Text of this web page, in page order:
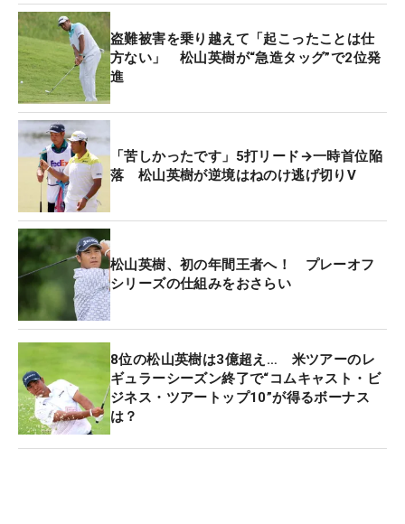
「本当に松山さんに感謝です。何もできないので、
一番近くでギャラリーをさせてもらっていたという
感じです」と謙虚に振り返った田淵キャディ。タッ
グが決まってから「毎日寝られなかった」と緊張し
きりの1週間で、「きょうも寝られなかったです」
と苦笑い。そしてやっと、肩の力を抜いた。
5打リードで最終日を迎えたが、一時は首位から陥
落した。だが、17番で8メートルを決めて単独首位
にカムバック。優勝をたぐり寄せたバーディパット
だったが、「ラインが分からなかったです。松山さ
んが『真っすぐかなあ』と言ったので、『真っす
ぐ』と言ったら入りました」。大台10勝目を引き寄
せた場面の裏話を明かした。
日本のエースの隣で1週間を過ごし、そのすごさを
肌で感じた。「全部すごかったです。非の打ちどこ
ろがない。ショットもうまいし、ゴルフ脳ももちろ
盗難被害を乗り越えて「起こったことは仕
方ない」 松山英樹が“急造タッグ”で2位発
進
「苦しかったです」5打リード→一時首位陥
落 松山英樹が逆境はねのけ逃げ切りV
松山英樹、初の年間王者へ！ プレーオフ
シリーズの仕組みをおさらい
8位の松山英樹は3億超え… 米ツアーのレ
ギュラーシーズン終了で“コムキャスト・ビ
ジネス・ツアートップ10”が得るボーナス
は？